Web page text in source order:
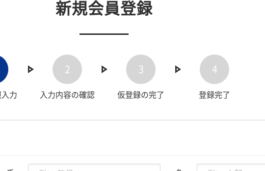
新規会員登録
力
2
入力内容の確認
3
仮登録の完了
4
登録完了